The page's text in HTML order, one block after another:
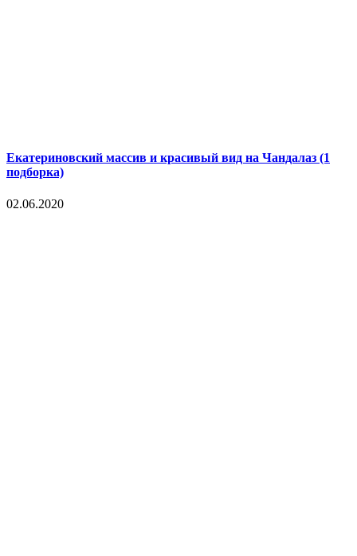
Екатериновский массив и красивый вид на Чандалаз (1
подборка)
02.06.2020